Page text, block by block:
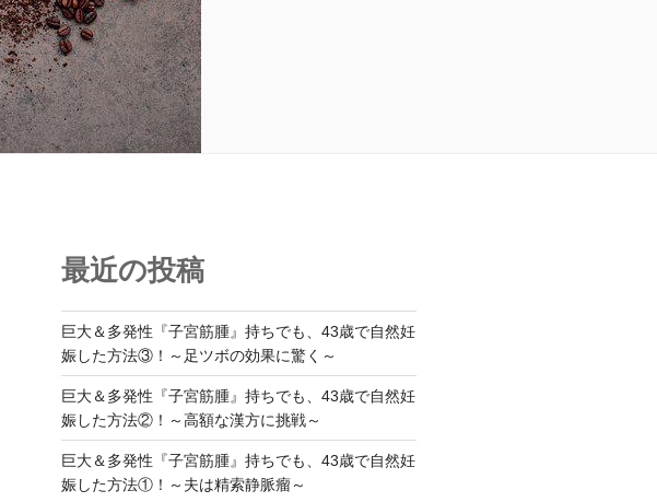
最近の投稿
巨大＆多発性『子宮筋腫』持ちでも、43歳で自然妊
娠した方法③！～足ツボの効果に驚く～
巨大＆多発性『子宮筋腫』持ちでも、43歳で自然妊
娠した方法②！～高額な漢方に挑戦～
巨大＆多発性『子宮筋腫』持ちでも、43歳で自然妊
娠した方法①！～夫は精索静脈瘤～